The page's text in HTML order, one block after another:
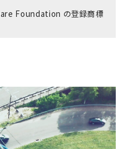
Foundation の登録商標